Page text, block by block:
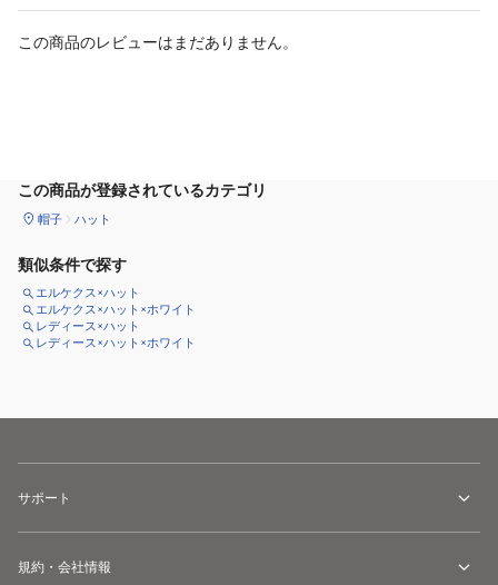
この商品のレビューはまだありません。
この商品が登録されているカテゴリ
帽子 ハット
類似条件で探す
エルケクス×ハット
エルケクス×ハット×ホワイト
レディース×ハット
レディース×ハット×ホワイト
サポート
規約・会社情報